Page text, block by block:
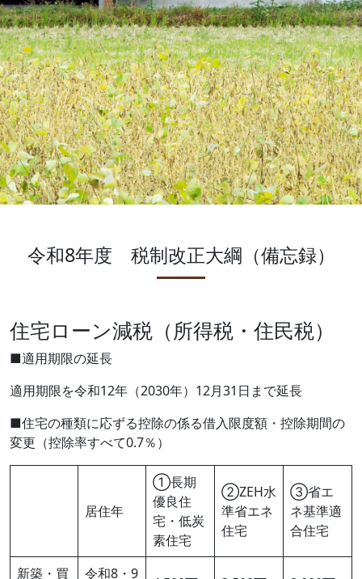
令和8年度 税制改正大綱（備忘録）
住宅ローン減税（所得税・住民税）
■適用期限の延長
適用期限を令和12年（2030年）12月31日まで延長
■住宅の種類に応ずる控除の係る借入限度額・控除期間の
変更（控除率すべて0.7％）
居住年
①長期
優良住
宅・低炭
素住宅
②ZEH水
準省エネ
住宅
③省エ
ネ基準適
合住宅
新築・買
令和8・9